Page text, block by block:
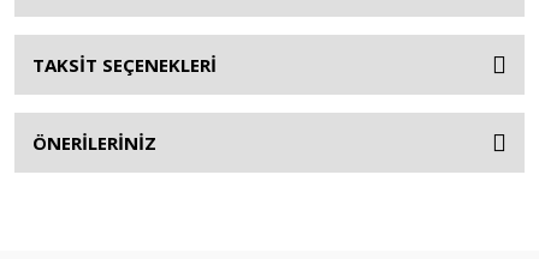
TAKSİT SEÇENEKLERİ
ÖNERİLERİNİZ